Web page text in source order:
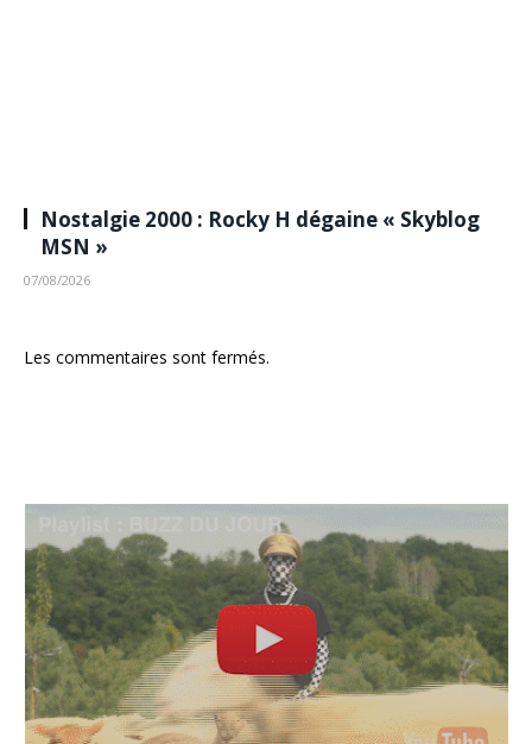
Nostalgie 2000 : Rocky H dégaine « Skyblog
MSN »
07/08/2026
Les commentaires sont fermés.